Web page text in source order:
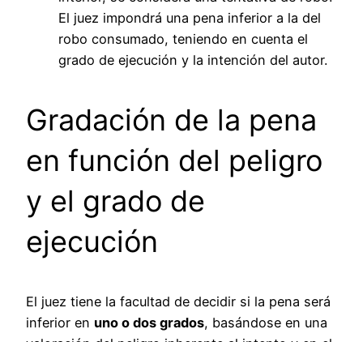
El juez impondrá una pena inferior a la del
robo consumado, teniendo en cuenta el
grado de ejecución y la intención del autor.
Gradación de la pena
en función del peligro
y el grado de
ejecución
El juez tiene la facultad de decidir si la pena será
inferior en uno o dos grados, basándose en una